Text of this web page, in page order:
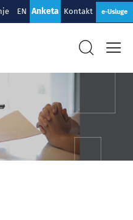
EN Anketa Kontakt e-Usluge